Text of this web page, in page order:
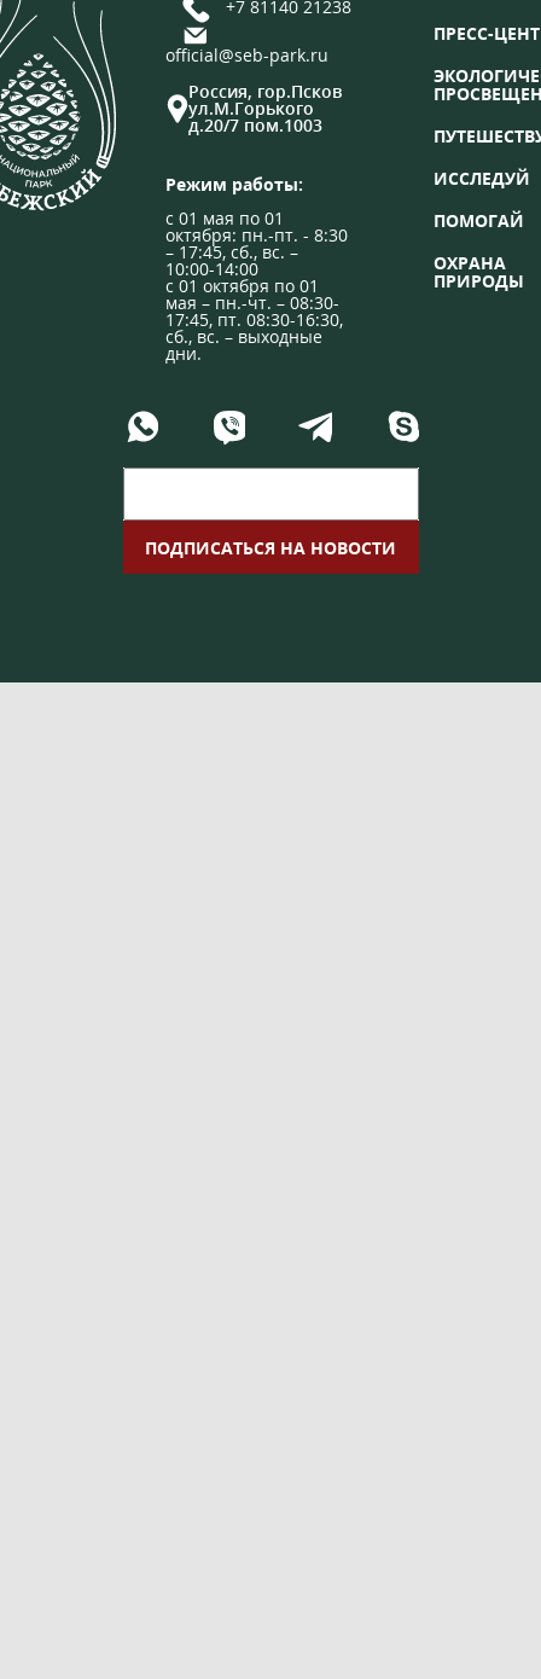
+7 81140 21238
official@seb-park.ru
Россия, гор.Псков
ул.М.Горького
д.20/7 пом.1003
Режим работы:
с 01 мая по 01
октября: пн.-пт. - 8:30
– 17:45, сб., вс. –
10:00-14:00
с 01 октября по 01
мая – пн.-чт. – 08:30-
17:45, пт. 08:30-16:30,
сб., вс. – выходные
дни.
ПРЕСС-
ИССЛЕДУЙ
ПОМОГАЙ
ОХРАНА
ПРИРОДЫ